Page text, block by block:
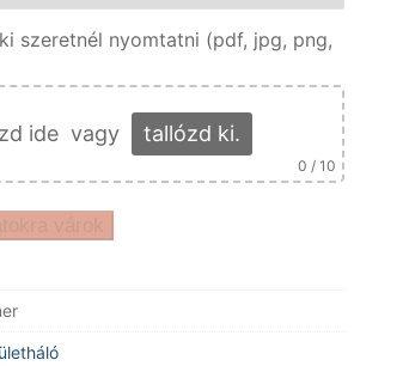
szeretnél nyomtatni (pdf, jpg, png,
ide vagy tallózd ki.
0 / 10
várok